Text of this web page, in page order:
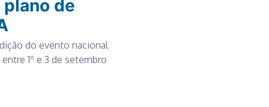
de
do evento nacional
1º e 3 de setembro